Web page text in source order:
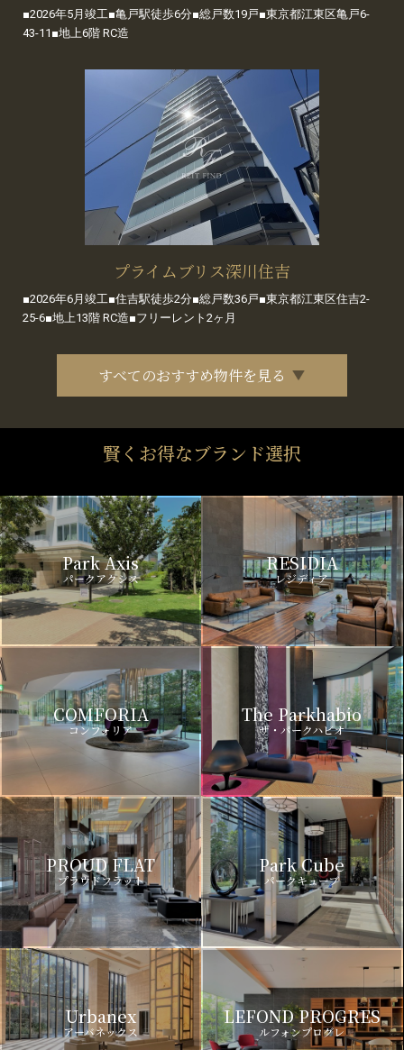
■2026年5月竣工■亀戸駅徒歩6分■総戸数19戸■東京都江東区亀戸6-
43-11■地上6階 RC造
プライムブリス深川住吉
■2026年6月竣工■住吉駅徒歩2分■総戸数36戸■東京都江東区住吉2-
25-6■地上13階 RC造■フリーレント2ヶ月
すべてのおすすめ物件を見る
賢くお得なブランド選択
Park Axis
パークアクシス
RESIDIA
レジディア
COMFORIA
コンフォリア
The Parkhabio
ザ・パークハビオ
PROUD FLAT
プラウドフラット
Park Cube
パークキューブ
Urbanex
アーバネックス
LEFOND PROGRES
ルフォンプログレ